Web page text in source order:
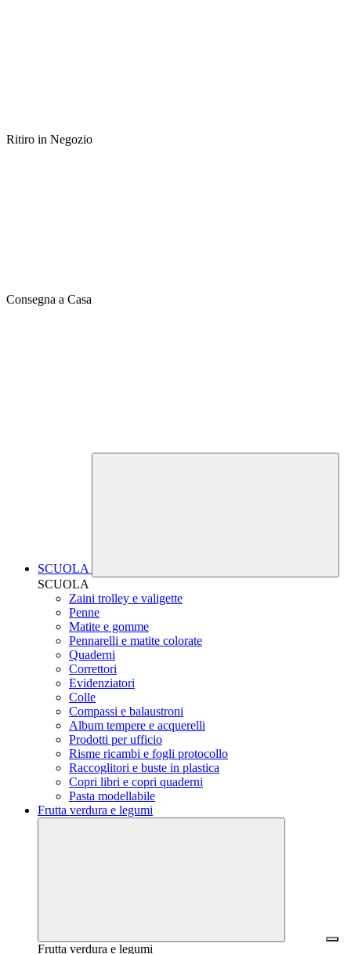
Ritiro in Negozio
Consegna a Casa
SCUOLA
SCUOLA
Zaini trolley e valigette
Penne
Matite e gomme
Pennarelli e matite colorate
Quaderni
Correttori
Evidenziatori
Colle
Compassi e balaustroni
Album tempere e acquerelli
Prodotti per ufficio
Risme ricambi e fogli protocollo
Raccoglitori e buste in plastica
Copri libri e copri quaderni
Pasta modellabile
Frutta verdura e legumi
Frutta verdura e legumi